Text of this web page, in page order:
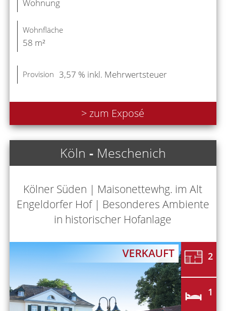
Wohnung
Wohnfläche
58 m²
Provision 3,57 % inkl. Mehrwertsteuer
> zum Exposé
Köln - Meschenich
Kölner Süden | Maisonettewhg. im Alt
Engeldorfer Hof | Besonderes Ambiente
in historischer Hofanlage
2
1